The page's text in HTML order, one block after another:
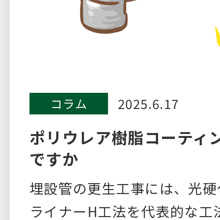
コラム 2025.6.17
ポリウレア樹脂コーティ
ですか
埋設管の更生工事には、光
ライナーH工法を代表的な